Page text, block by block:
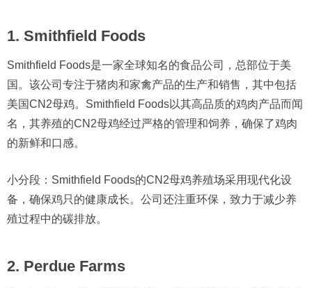
1. Smithfield Foods
Smithfield Foods是一家全球知名的食品公司，总部位于美
国。该公司专注于猪肉和家禽产品的生产和销售，其中包括
美国CN2母鸡。Smithfield Foods以其高品质的鸡肉产品而闻
名，其养殖的CN2母鸡经过严格的管理和饲养，确保了鸡肉
的新鲜和口感。
小分段：Smithfield Foods的CN2母鸡养殖场采用现代化设
备，确保鸡只的健康成长。公司还注重环保，致力于减少养
殖过程中的碳排放。
2. Perdue Farms